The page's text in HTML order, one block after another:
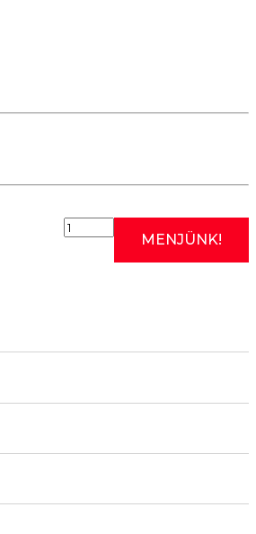
2026.10.17:
RÓMAI
MENJÜNK!